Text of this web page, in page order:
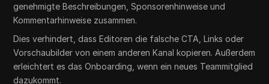
genehmigte Beschreibungen, Sponsorenhinweise und
Kommentarhinweise zusammen.
Dies verhindert, dass Editoren die falsche CTA, Links oder
Vorschaubilder von einem anderen Kanal kopieren. Außerdem
erleichtert es das Onboarding, wenn ein neues Teammitglied
dazukommt.